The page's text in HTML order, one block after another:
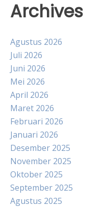
Archives
Agustus 2026
Juli 2026
Juni 2026
Mei 2026
April 2026
Maret 2026
Februari 2026
Januari 2026
Desember 2025
November 2025
Oktober 2025
September 2025
Agustus 2025